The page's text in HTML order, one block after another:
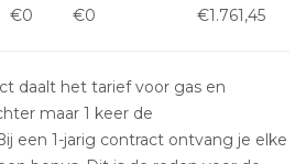
€0 €0 €1.761,45
daalt het tarief voor gas en
maar 1 keer de
een 1-jarig contract ontvang je elke